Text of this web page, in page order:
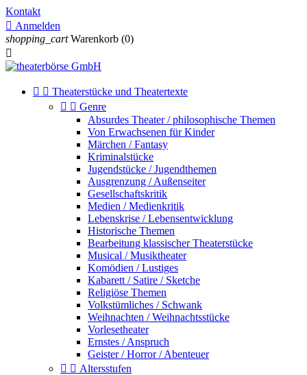
Kontakt
 Anmelden
shopping_cart Warenkorb (0)

  Theaterstücke und Theatertexte
  Genre
Absurdes Theater / philosophische Themen
Von Erwachsenen für Kinder
Märchen / Fantasy
Kriminalstücke
Jugendstücke / Jugendthemen
Ausgrenzung / Außenseiter
Gesellschaftskritik
Medien / Medienkritik
Lebenskrise / Lebensentwicklung
Historische Themen
Bearbeitung klassischer Theaterstücke
Musical / Musiktheater
Komödien / Lustiges
Kabarett / Satire / Sketche
Religiöse Themen
Volkstümliches / Schwank
Weihnachten / Weihnachtsstücke
Vorlesetheater
Ernstes / Anspruch
Geister / Horror / Abenteuer
  Altersstufen